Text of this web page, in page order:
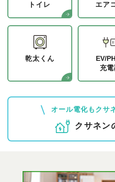
トイレ エア
乾太くん
EV/
充電
オール電化もクサ
クサネン